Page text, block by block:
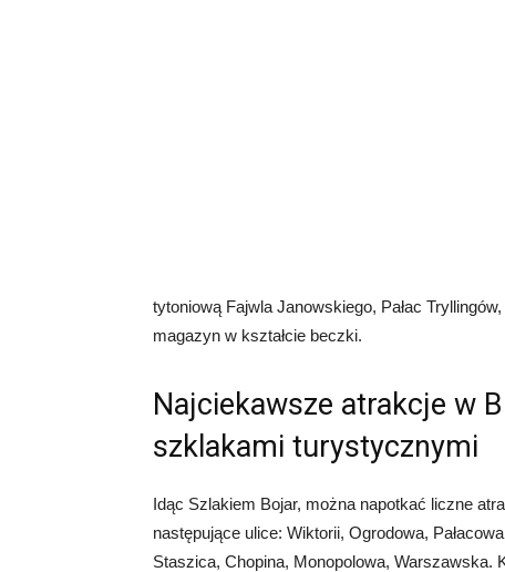
tytoniową Fajwla Janowskiego, Pałac
magazyn w kształcie beczki.
Najciekawsze atrakcje w
szklakami turystycznymi
Idąc Szlakiem Bojar, można napotkać liczne
następujące ulice: Wiktorii, Ogrodowa,
Staszica, Chopina, Monopolowa, Warszawska.